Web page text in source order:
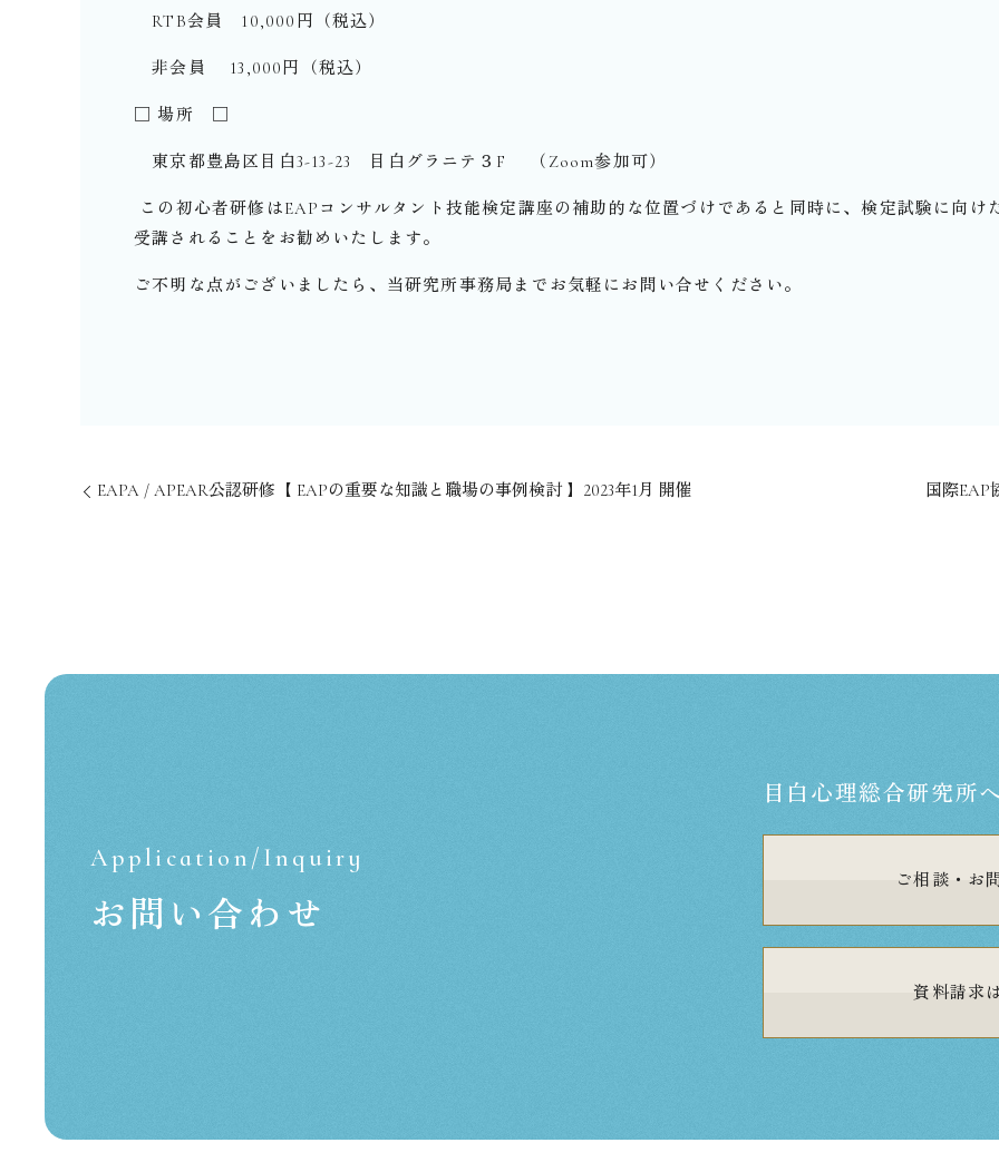
RTB会員 10,000円（税込）
非会員 13,000円（税込）
□ 場所 □
東京都豊島区目白3-13-23 目白グラニテ３F （Zoom参加可）
この初心者研修はEAPコンサルタント技能検定講座の補助的な位置づけであると同時に、検定試験に向
受講されることをお勧めいたします。
ご不明な点がございましたら、当研究所事務局までお気軽にお問い合せください。
EAPA / APEAR公認研修【 EAPの重要な知識と職場の事例検討 】2023年1月 開催 国際EAP
Application/Inquiry
お問い合わせ
目白心理総合研究所
ご相談・ お
資料請求